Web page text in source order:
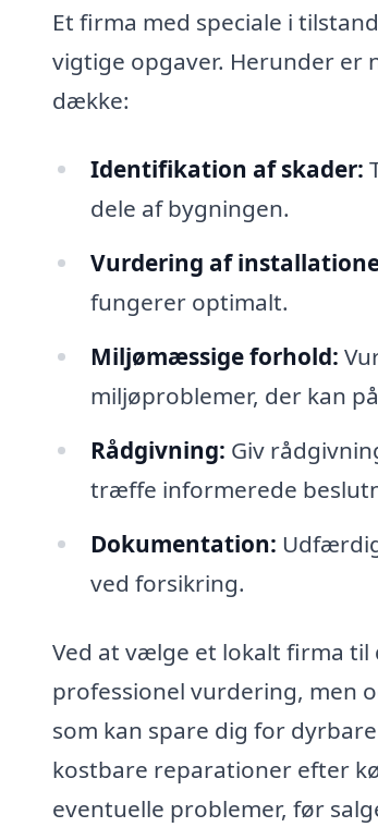
Et firma med speciale i
vigtige opgaver. Herunder er
dække:
Identifikation af skader:
dele af bygningen.
Vurdering af
fungerer optimalt.
Miljømæssige forhold:
miljøproblemer, der kan
Rådgivning: Giv
træffe informerede
Dokumentation:
ved forsikring.
Ved at vælge et lokalt firma
professionel vurdering, men
som kan spare dig for
kostbare reparationer efter
eventuelle problemer, før